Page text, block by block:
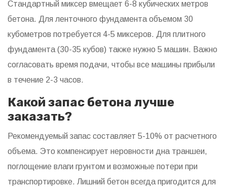
Стандартный миксер вмещает 6-8 кубических метров
бетона. Для ленточного фундамента объемом 30
кубометров потребуется 4-5 миксеров. Для плитного
фундамента (30-35 кубов) также нужно 5 машин. Важно
согласовать время подачи, чтобы все машины прибыли
в течение 2-3 часов.
Какой запас бетона лучше
заказать?
Рекомендуемый запас составляет 5-10% от расчетного
объема. Это компенсирует неровности дна траншеи,
поглощение влаги грунтом и возможные потери при
транспортировке. Лишний бетон всегда пригодится для